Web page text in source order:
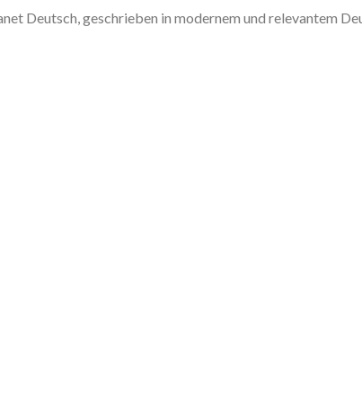
Deutsch, geschrieben in modernem und relevantem